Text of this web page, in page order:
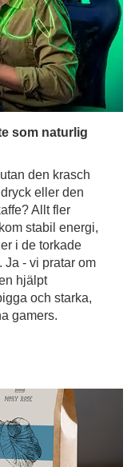
som naturlig
den krasch
eller den
Allt fler
stabil energi,
i de torkade
hjälpt
och starka,
gamers.